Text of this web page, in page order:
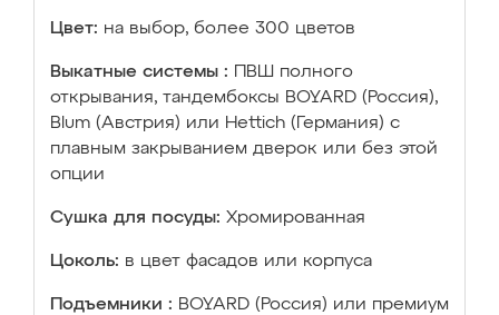
Цвет: на выбор, более 300 цветов
Выкатные системы :
ПВШ полного
открывания, тандембоксы BOYARD (Россия),
Blum (Австрия) или Hettich (Германия) с
плавным закрыванием дверок или без этой
опции
Сушка для посуды: Хромированная
Цоколь: в цвет фасадов или корпуса
Подъемники : BOYARD (Россия) или премиум